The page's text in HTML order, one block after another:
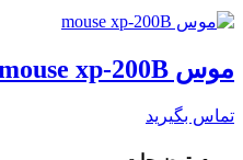
موس mouse xp-200B
تماس بگیرید